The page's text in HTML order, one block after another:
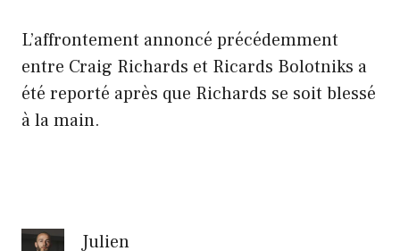
L’affrontement annoncé précédemment
entre Craig Richards et Ricards Bolotniks a
été reporté après que Richards se soit blessé
à la main.
Julien